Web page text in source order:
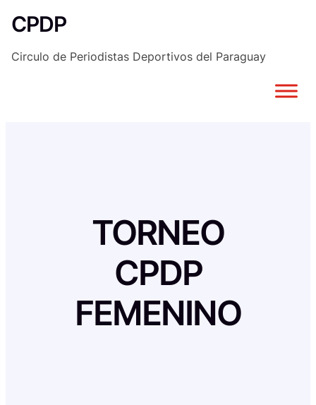
Saltar
al
contenido
CPDP
Circulo de Periodistas Deportivos del Paraguay
TORNEO
CPDP
FEMENINO